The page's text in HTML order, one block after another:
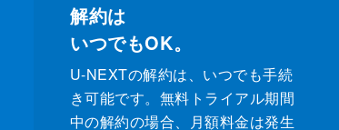
解約は
いつでもOK。
U-NEXTの解約は、いつでも手続
き可能です。無料トライアル期間
中の解約の場合、月額料金は発生